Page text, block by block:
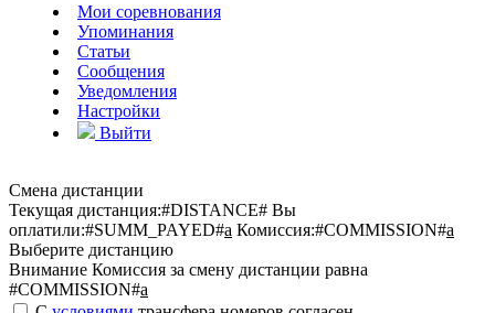
Мои соревнования
Упоминания
Статьи
Сообщения
Уведомления
Настройки
Выйти
Смена дистанции
Текущая дистанция:#DISTANCE# Вы
оплатили:#SUMM_PAYED#a Комиссия:#COMMISSION#a
Выберите дистанцию
Внимание Комиссия за смену дистанции равна
#COMMISSION#a